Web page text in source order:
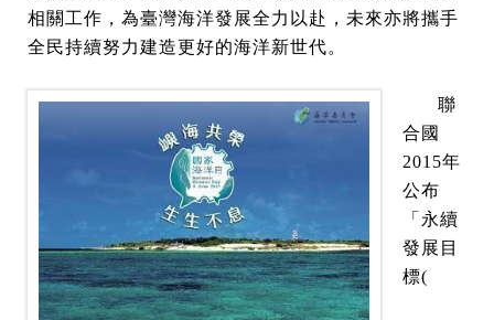
相關工作，為臺灣海洋發展全力以赴，未來亦將攜手
全民持續努力建造更好的海洋新世代。
聯
合國
2015年
公布
「永續
發展目
標(